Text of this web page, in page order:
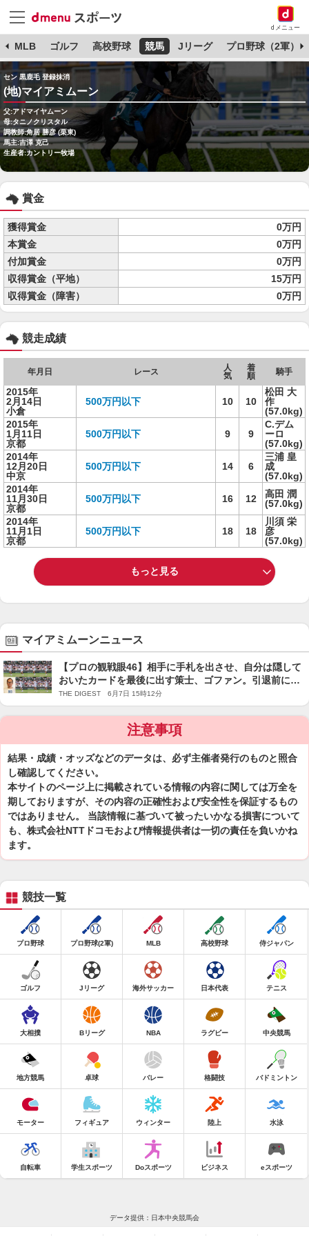
dメニュー
MLB ゴルフ 高校野球 競馬 Jリーグ プロ野球（2軍）
セン 黒鹿毛 登録抹消
(地)マイアミムーン
父:アドマイヤムーン
母:タニノクリスタル
調教師:角居 勝彦 (栗東)
馬主:吉澤 克己
生産者:カントリー牧場
賞金
獲得賞金
0万円
本賞金
0万円
付加賞金
0万円
収得賞金（平地）
15万円
収得賞金（障害）
0万円
競走成績
年月日 レース
人
気
着
順
騎手
2015年
2月14日
小倉
500万円以下 10 10
松田 大
作
(57.0kg)
2015年
1月11日
京都
500万円以下 9 9
C.デム
ーロ
(57.0kg)
2014年
12月20日
中京
500万円以下 14 6
三浦 皇
成
(57.0kg)
2014年
11月30日
京都
500万円以下 16 12
高田 潤
(57.0kg)
2014年
11月1日
京都
500万円以下 18 18
川須 栄
彦
(57.0kg)
もっと見る
マイアミムーンニュース
【プロの観戦眼46】相手に手札を出させ、自分は隠して
おいたカードを最後に出す策士、ゴファン。引退前にぜ
ひ見たい〜佐藤武文＜SMASH＞
THE DIGEST 6月7日 15時12分
注意事項
結果・成績・オッズなどのデータは、必ず主催者発行のものと照合
し確認してください。
本サイトのページ上に掲載されている情報の内容に関しては万全を
期しておりますが、その内容の正確性および安全性を保証するもの
ではありません。 当該情報に基づいて被ったいかなる損害について
も、株式会社NTTドコモおよび情報提供者は一切の責任を負いかね
ます。
競技一覧
プロ野球 プロ野球(2軍) MLB 高校野球 侍ジャパン
ゴルフ Jリーグ 海外サッカー 日本代表 テニス
大相撲 Bリーグ NBA ラグビー 中央競馬
地方競馬 卓球 バレー 格闘技 バドミントン
モーター フィギュア ウィンター 陸上 水泳
自転車 学生スポーツ Doスポーツ ビジネス eスポーツ
データ提供：日本中央競馬会